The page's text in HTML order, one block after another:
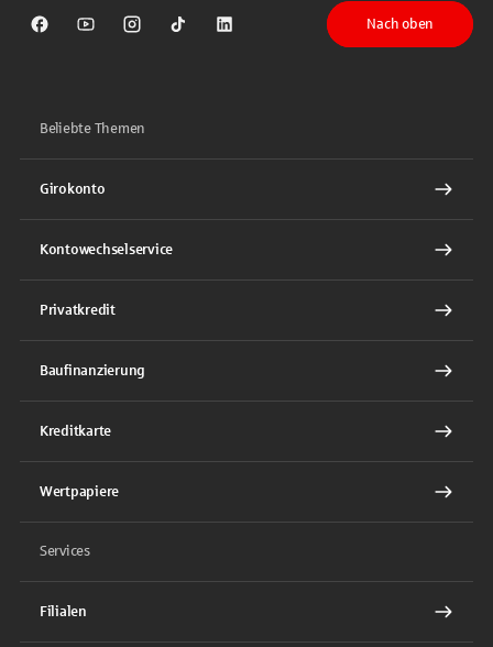
Sparkasse auf Facebook
Sparkasse auf Youtube
Sparkasse auf Instagram
Sparkasse auf TikTok
Sparkasse auf LinkedIn
Nach oben
Beliebte Themen
Girokonto
Kontowechselservice
Privatkredit
Baufinanzierung
Kreditkarte
Wertpapiere
Services
Filialen